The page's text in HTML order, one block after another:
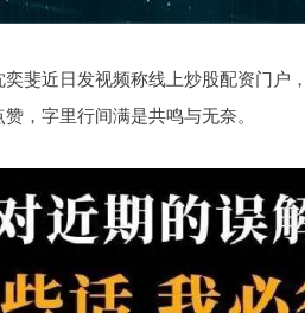
斐近日发视频称线上炒股配资门户
，字里行间满是共鸣与无奈。